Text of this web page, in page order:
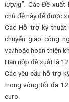
lượng”. Các Đề xuất
chủ đề này để được
Các Hỗ trợ kỹ thuật
chuyển giao công
và/hoặc hoàn thiện
Hạn nộp đề xuất là
Các yêu cầu hỗ trợ
trong vòng tối đa
euro.